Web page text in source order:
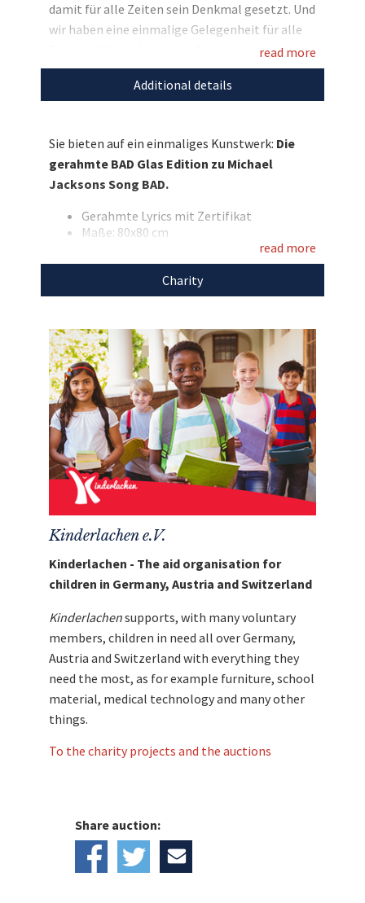
damit für alle Zeiten sein Denkmal gesetzt. Und
wir haben eine einmalige Gelegenheit für alle
Fans von Michael Jackson: Sie haben bei uns die
Möglichkeit auf die gerahmten Lyrics zum Song
BAD zu bieten. Mit Ihrem Höchstgebot erhalten
weiter mitbieten zu können und am Ende mit
Glück das einmalige Werk mit nach Hause
nehmen können! Machen Sie mit und nutzen Sie
diese Chance für den guten Zweck!
einzigartige Weihnachtsgeschenkefür den
read more
Additional details
Sie bieten auf ein einmaliges Kunstwerk: Die
gerahmte BAD Glas Edition zu Michael
Jacksons Song BAD.
Gerahmte Lyrics mit Zertifikat
Maße: 80x80 cm
Bitte beachten Sie, dass Sie auf der
Kinderlachen-Gala am 30. November bei
einer Live-Auktion überboten werden
können. Sie erhalten aber zwei
Westfalenhalle Dortmund 3A und können
vor Ort weiter mitbieten!
Den Erlös der Auktion „Einmalige Rarität von
Michael Jackson: Gerahmte Lyrics zu BAD mit
Zertifikat“ leiten wir direkt, ohne Abzug von
Kosten, anKinderlachen e.V.weiter.
read more
Charity
Kinderlachen e.V.
Kinderlachen - The aid organisation for
children in Germany, Austria and Switzerland
Kinderlachensupports, with many voluntary
members, children in need all over Germany,
Austria and Switzerland with everything they
need the most, as for example furniture, school
material, medical technology and many other
things.
To the charity projects and the auctions
Share auction: